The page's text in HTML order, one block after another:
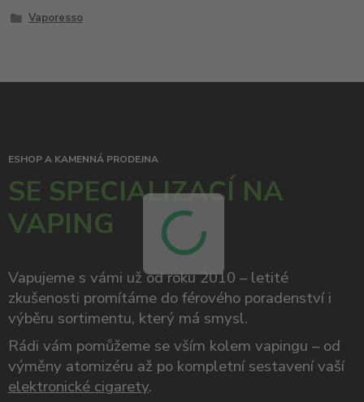
Vaporesso
ESHOP A KAMENNÁ PRODEJNA
SE SPECIALIZACÍ NA
VAPING
Vapujeme s vámi už od roku 2010 – letité
zkušenosti promítáme do férového poradenství i
výběru sortimentu, který má smysl.
Rádi vám pomůžeme se vším kolem vapingu – od
výměny atomizéru až po kompletní sestavení vaší
elektronické cigarety.